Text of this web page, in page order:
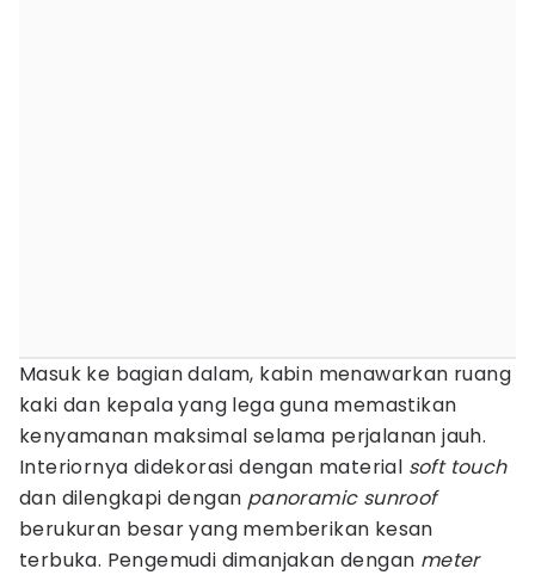
Masuk ke bagian dalam, kabin menawarkan ruang
kaki dan kepala yang lega guna memastikan
kenyamanan maksimal selama perjalanan jauh.
Interiornya didekorasi dengan material soft touch
dan dilengkapi dengan panoramic sunroof
berukuran besar yang memberikan kesan
terbuka. Pengemudi dimanjakan dengan meter